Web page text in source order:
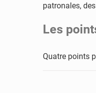
patronales,
Les
Quatre points